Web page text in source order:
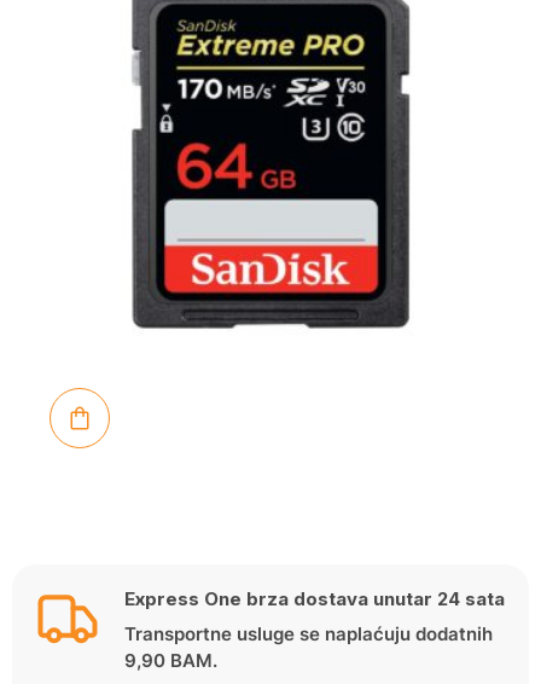
Express One brza dostava unutar 24 sata
Transportne usluge se naplaćuju dodatnih
9,90 BAM.